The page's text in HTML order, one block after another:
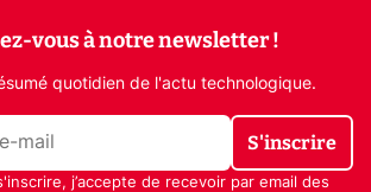
vous à notre newsletter !
quotidien de l'actu technologique.
S'inscrire
j’accepte de recevoir par email des